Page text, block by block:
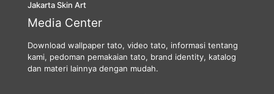
Jakarta Skin Art
Media Center
Download wallpaper tato, video tato, informasi tentang
kami, pedoman pemakaian tato, brand identity, katalog
dan materi lainnya dengan mudah.